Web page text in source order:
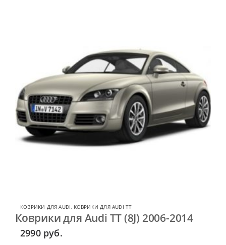
КОВРИКИ ДЛЯ AUDI КОВРИКИ ДЛЯ AUDI TT
Коврики для Audi TT (8J) 2006-2014
2990 руб.